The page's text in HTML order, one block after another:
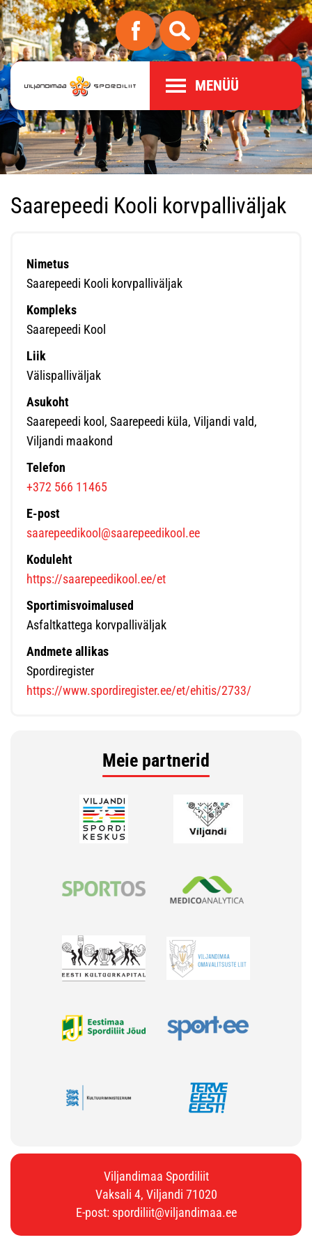
MENÜÜ
Saarepeedi Kooli korvpalliväljak
Nimetus
Saarepeedi Kooli korvpalliväljak
Kompleks
Saarepeedi Kool
Liik
Välispalliväljak
Asukoht
Saarepeedi kool, Saarepeedi küla, Viljandi vald,
Viljandi maakond
Telefon
+372 566 11465
E-post
saarepeedikool@saarepeedikool.ee
Koduleht
https://saarepeedikool.ee/et
Sportimisvoimalused
Asfaltkattega korvpalliväljak
Andmete allikas
Spordiregister
https://www.spordiregister.ee/et/ehitis/2733/
Meie partnerid
Viljandimaa Spordiliit
Vaksali 4, Viljandi 71020
E-post: spordiliit@viljandimaa.ee